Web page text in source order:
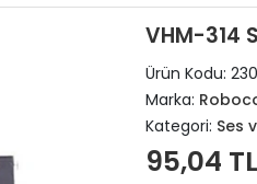
VHM-314
Ürün Kodu:
Marka:
Kategori: Ses
95,04 TL